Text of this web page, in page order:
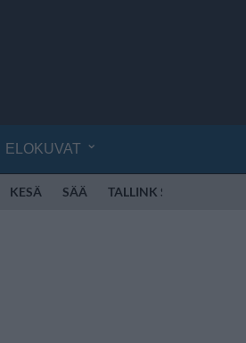
ELOKUVAT
KESÄ SÄÄ TALLINK SILJA